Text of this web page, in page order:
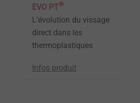
EVO PT®
L'évolution du vissage
direct dans les
thermoplastiques
Infos produit